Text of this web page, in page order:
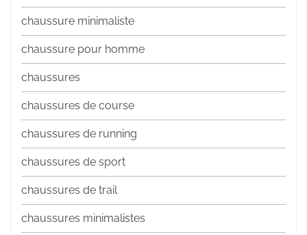
chaussure minimaliste
chaussure pour homme
chaussures
chaussures de course
chaussures de running
chaussures de sport
chaussures de trail
chaussures minimalistes